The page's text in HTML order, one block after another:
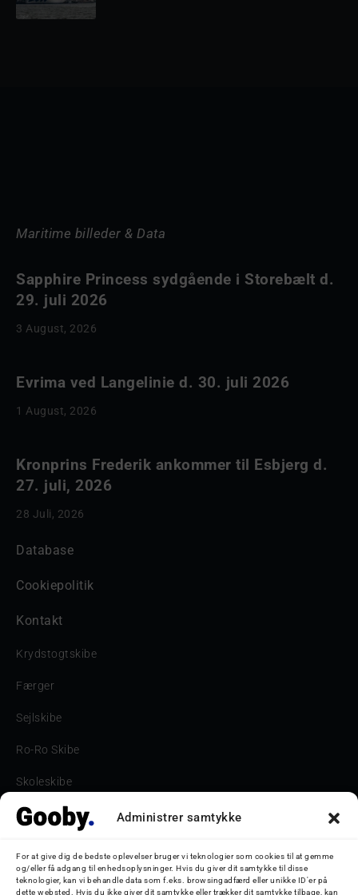
Administrer samtykke
For at give dig de bedste oplevelser bruger vi teknologier som cookies til at gemme
og/eller få adgang til enhedsoplysninger. Hvis du giver dit samtykke til disse
teknologier, kan vi behandle data som f.eks. browsingadfærd eller unikke ID'er på
dette websted. Hvis du ikke giver dit samtykke eller trækker dit samtykke tilbage, kan
Maritime billeder & Data
Sapphire Princess sydgående i Storebælt d.
29. juli 2026
3 August, 2026
Evrima ved Langelinie d. 30. juli 2026
1 August, 2026
Kronprins Frederik ankommer til Esbjerg d.
27. juli, 2026
28 Juli, 2026
Database
Cookiepolitik
Kontakt
Krydstogtskibe
Færger
Sejlskibe
Ro-Ro Skibe
Skoleskibe
Havne & Turbåde samt restaurantionsskibe
Bilskib